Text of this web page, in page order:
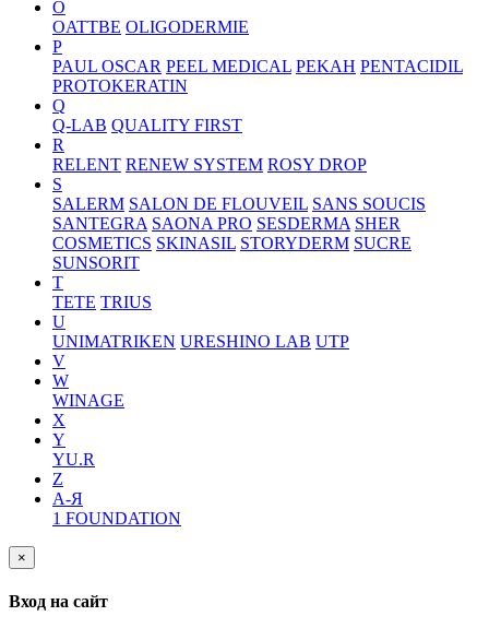
O
OATTBE OLIGODERMIE
P
PAUL OSCAR PEEL MEDICAL PEKAH PENTACIDIL
PROTOKERATIN
Q
Q-LAB QUALITY FIRST
R
RELENT RENEW SYSTEM ROSY DROP
S
SALERM SALON DE FLOUVEIL SANS SOUCIS
SANTEGRA SAONA PRO SESDERMA SHER
COSMETICS SKINASIL STORYDERM SUCRE
SUNSORIT
T
TETE TRIUS
U
UNIMATRIKEN URESHINO LAB UTP
V
W
WINAGE
X
Y
YU.R
Z
А-Я
1 FOUNDATION
×
Вход на сайт